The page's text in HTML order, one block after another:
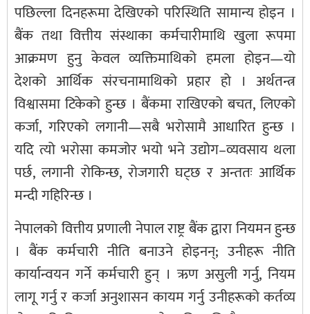
पछिल्ला दिनहरूमा देखिएको परिस्थिति सामान्य होइन ।
बैंक तथा वित्तीय संस्थाका कर्मचारीमाथि खुला रूपमा
आक्रमण हुनु केवल व्यक्तिमाथिको हमला होइन—यो
देशको आर्थिक संरचनामाथिको प्रहार हो । अर्थतन्त्र
विश्वासमा टिकेको हुन्छ । बैंकमा राखिएको बचत, लिएको
कर्जा, गरिएको लगानी—सबै भरोसामै आधारित हुन्छ ।
यदि त्यो भरोसा कमजोर भयो भने उद्योग–व्यवसाय थला
पर्छ, लगानी रोकिन्छ, रोजगारी घट्छ र अन्ततः आर्थिक
मन्दी गहिरिन्छ ।
नेपालको वित्तीय प्रणाली नेपाल राष्ट्र बैंक द्वारा नियमन हुन्छ
। बैंक कर्मचारी नीति बनाउने होइनन्; उनीहरू नीति
कार्यान्वयन गर्ने कर्मचारी हुन् । ऋण असुली गर्नु, नियम
लागू गर्नु र कर्जा अनुशासन कायम गर्नु उनीहरूको कर्तव्य